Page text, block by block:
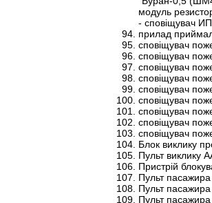
модуль
- сповіщувач
прилад
сповіщувач
сповіщувач
сповіщувач
сповіщувач
сповіщувач
сповіщувач
сповіщувач
сповіщувач
сповіщувач
Блок виклику
Пульт виклику
Пристрій
Пульт
Пульт
Пульт